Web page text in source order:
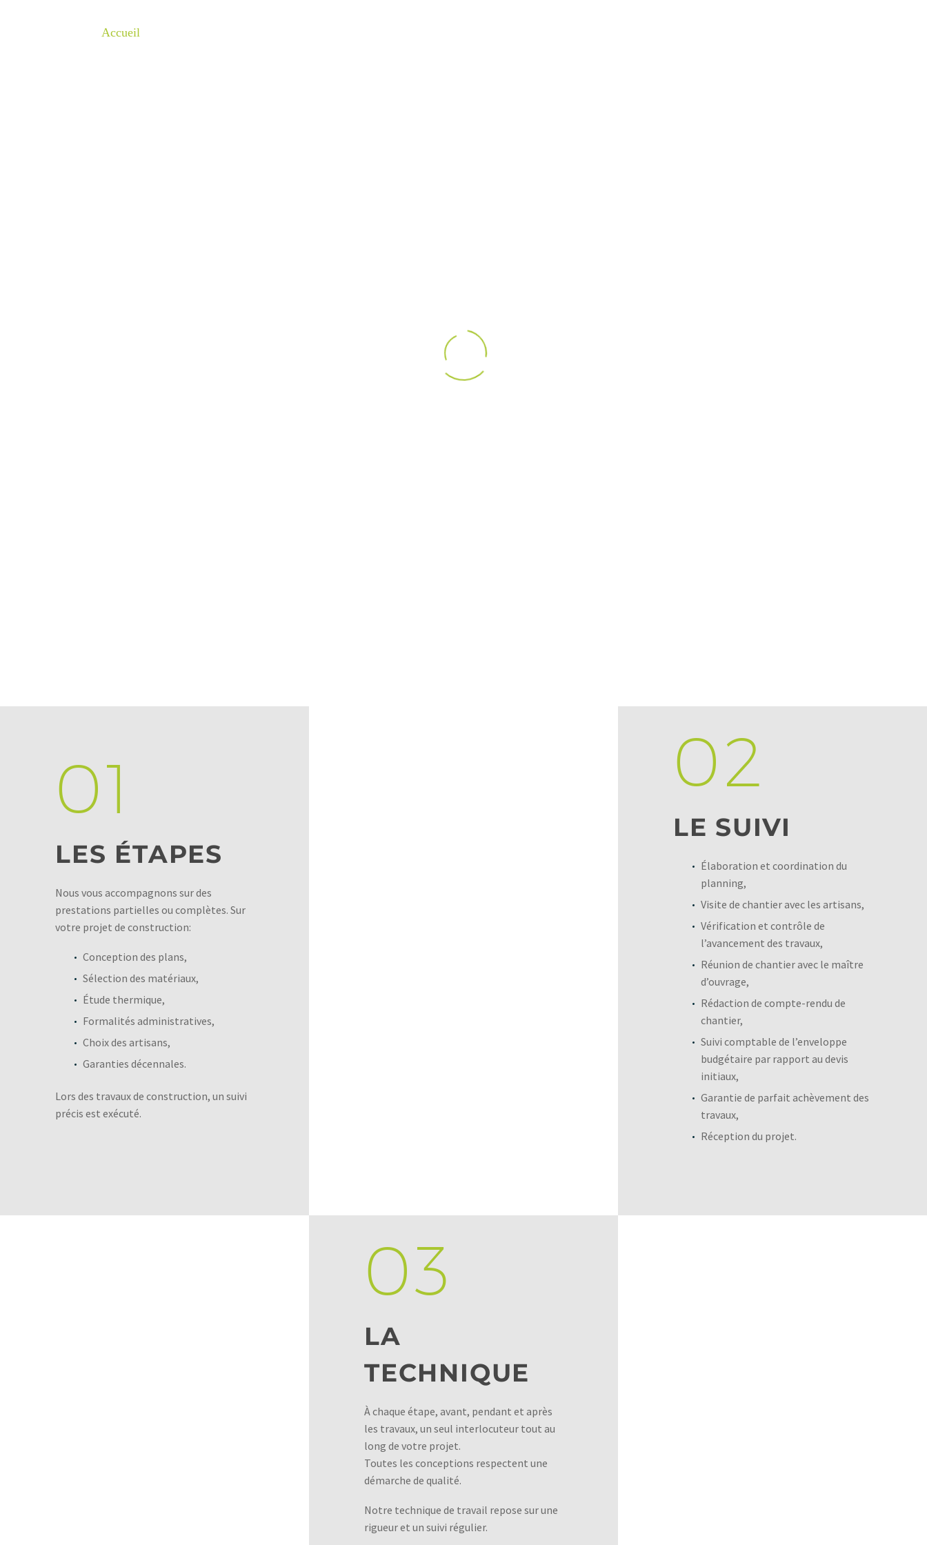
Accueil
01
LES ÉTAPES
Nous vous accompagnons sur des
prestations partielles ou complètes. Sur
votre projet de construction:
Conception des plans,
Sélection des matériaux,
Étude thermique,
Formalités administratives,
Choix des artisans,
Garanties décennales.
Lors des travaux de construction, un suivi
précis est exécuté.
02
LE SUIVI
Élaboration et coordination du
planning,
Visite de chantier avec les artisans,
Vérification et contrôle de
l’avancement des travaux,
Réunion de chantier avec le maître
d’ouvrage,
Rédaction de compte-rendu de
chantier,
Suivi comptable de l’enveloppe
budgétaire par rapport au devis
initiaux,
Garantie de parfait achèvement des
travaux,
Réception du projet.
03
LA
TECHNIQUE
À chaque étape, avant, pendant et après
les travaux, un seul interlocuteur tout au
long de votre projet.
Toutes les conceptions respectent une
démarche de qualité.
Notre technique de travail repose sur une
rigueur et un suivi régulier.